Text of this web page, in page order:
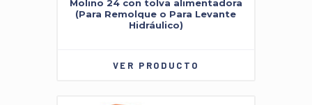
Molino 24 con tolva alimentadora
(Para Remolque o Para Levante
Hidráulico)
VER PRODUCTO